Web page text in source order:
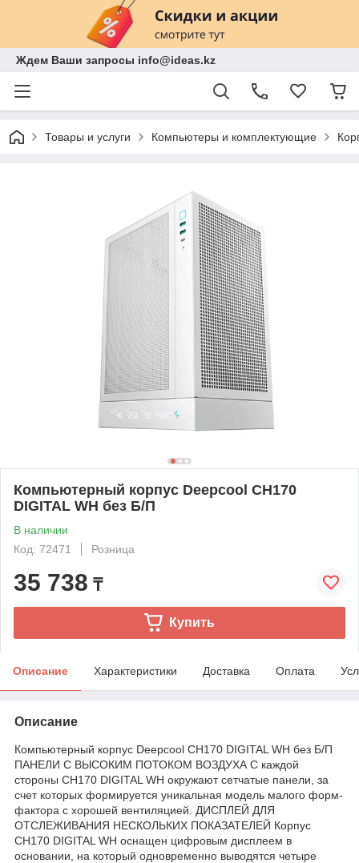
Ждем Ваши запросы info@ideas.kz
Товары и услуги Компьютеры и комплектующие
Компьютерный корпус Deepcool CH170
DIGITAL WH без Б/П
В наличии
Код: 72471
Розница
35 738 ₸
Купить
Описание Характеристики Доставка Оплата
Описание
Компьютерный корпус Deepcool CH170 DIGITAL WH без Б/П
ПАНЕЛИ С ВЫСОКИМ ПОТОКОМ ВОЗДУХА С каждой
стороны CH170 DIGITAL WH окружают сетчатые панели, за
счет которых формируется уникальная модель малого форм-
фактора с хорошей вентиляцией. ДИСПЛЕЙ ДЛЯ
ОТСЛЕЖИВАНИЯ НЕСКОЛЬКИХ ПОКАЗАТЕЛЕЙ Корпус
CH170 DIGITAL WH оснащен цифровым дисплеем в
основании, на который одновременно выводятся четыре